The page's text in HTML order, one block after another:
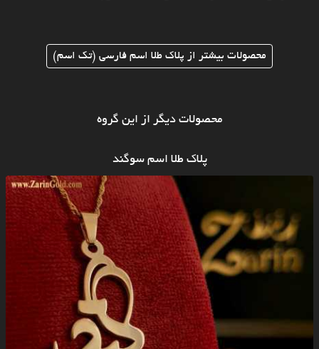
محصولات بیشتر از پلاک طلا اسم فارسی (تک اسم)
محصولات دیگر از این گروه
پلاک طلا اسم سوگند